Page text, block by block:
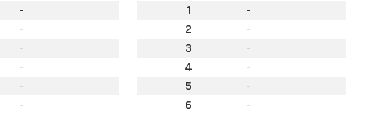
-
-
-
-
-
-
1
-
2
-
3
-
4
-
5
-
6
-